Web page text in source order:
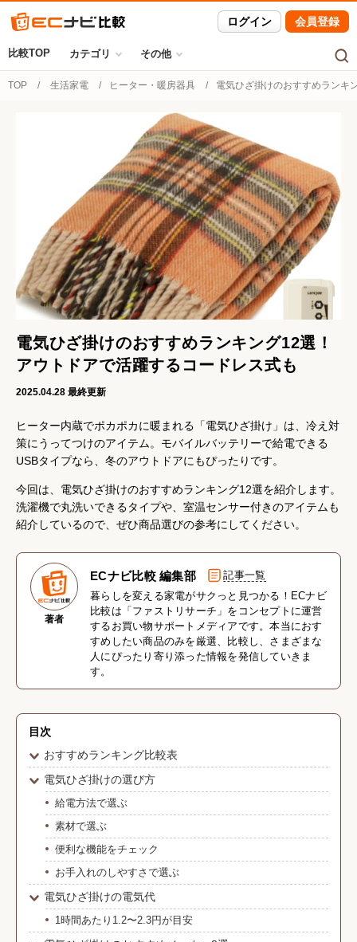
ログイン 会員登録
比較TOP カテゴリ その他
TOP 生活家電 ヒーター・暖房器具 電気ひざ掛けのおすすめランキ
電気ひざ掛けのおすすめランキング12選！
アウトドアで活躍するコードレス式も
2025.04.28 最終更新
ヒーター内蔵でポカポカに暖まれる「電気ひざ掛け」は、冷え対
策にうってつけのアイテム。モバイルバッテリーで給電できる
USBタイプなら、冬のアウトドアにもぴったりです。
今回は、電気ひざ掛けのおすすめランキング12選を紹介します。
洗濯機で丸洗いできるタイプや、室温センサー付きのアイテムも
紹介しているので、ぜひ商品選びの参考にしてください。
著者
ECナビ比較 編集部
記事一覧
暮らしを変える家電がサクっと見つかる！ECナビ
比較は「ファストリサーチ」をコンセプトに運営
するお買い物サポートメディアです。本当におす
すめしたい商品のみを厳選、比較し、さまざまな
人にぴったり寄り添った情報を発信していきま
す。
目次
おすすめランキング比較表
電気ひざ掛けの選び方
給電方法で選ぶ
素材で選ぶ
便利な機能をチェック
お手入れのしやすさで選ぶ
電気ひざ掛けの電気代
1時間あたり1.2〜2.3円が目安